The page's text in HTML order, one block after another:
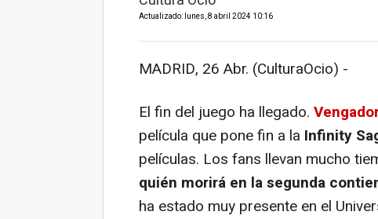
Actualizado: lunes, 8 abril 2024 10:16
MADRID, 26 Abr. (CulturaOcio) -
El fin del juego ha llegado.
película que pone fin a la Infinity
películas. Los fans llevan mucho
quién morirá en la segunda
ha estado muy presente en el